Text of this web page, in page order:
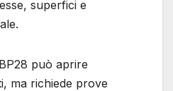
superfici e
può aprire
ma richiede prove